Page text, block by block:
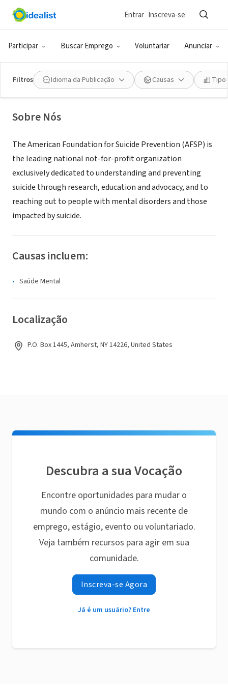
Participar Buscar Emprego Voluntariar Anunciar
Entrar Inscreva-se
Filtros Idioma da Publicação Causas Tipo
ONG (SETOR SOCIAL)
American Foundation for Suicide
Prevention - Western NY Chapter
Amherst, NY|www.afsp.org
Sobre Nós
The American Foundation for Suicide Prevention (AFSP) is
the leading national not-for-profit organization
exclusively dedicated to understanding and preventing
suicide through research, education and advocacy, and to
reaching out to people with mental disorders and those
impacted by suicide.
Causas incluem:
Saúde Mental
Localização
P.O. Box 1445, Amherst, NY 14226, United States
Descubra a sua Vocação
Encontre oportunidades para mudar o
mundo com o anúncio mais recente de
emprego, estágio, evento ou voluntariado.
Veja também recursos para agir em sua
comunidade.
Inscreva-se Agora
Já é um usuário? Entre